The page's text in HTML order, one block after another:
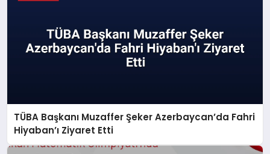
TÜBA Başkanı Muzaffer Şeker Azerbaycan’da Fahri
Hiyaban’ı Ziyaret Etti